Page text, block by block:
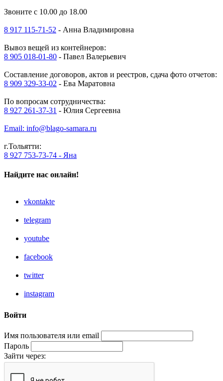
Звоните с 10.00 до 18.00
8 917 115-71-52 - Анна Владимировна
Вывоз вещей из контейнеров:
8 905 018-01-80 - Павел Валерьевич
Составление договоров, актов и реестров, сдача фото отчетов:
8 909 329-33-02 - Ева Маратовна
По вопросам сотрудничества:
8 927 261-37-31 - Юлия Сергеевна
Email: info@blago-samara.ru
г.Тольятти:
8 927 753-73-74 - Яна
Найдите нас онлайн!
vkontakte
telegram
youtube
facebook
twitter
instagram
Войти
Имя пользователя или email
Пароль
Зайти через: